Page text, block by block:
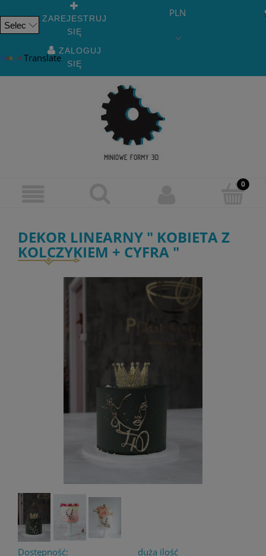
Translate
ZAREJESTRUJ
SIĘ
ZALOGUJ
SIĘ
PLN
DEKOR LINEARNY " KOBIETA Z
KOLCZYKIEM + CYFRA "
Dostępność:
duża ilość